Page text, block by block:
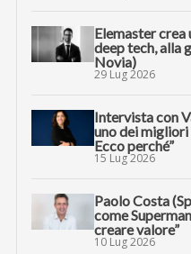
Elemaster
deep tech, alla
Novia)
29 Lug 2026
Intervista con
uno dei
Ecco perché”
15 Lug 2026
Paolo Costa
come
creare valore”
10 Lug 2026